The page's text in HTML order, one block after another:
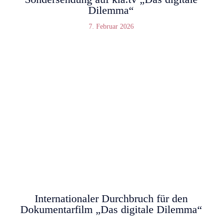
Dilemma“
7. Februar 2026
Internationaler Durchbruch für den
Dokumentarfilm „Das digitale Dilemma“